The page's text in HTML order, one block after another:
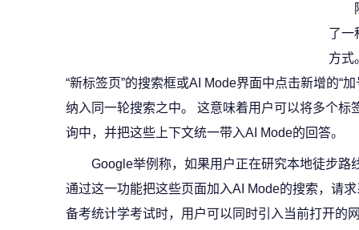
了一
方式
“新标签页”的搜索框或AI Mode界面中点击新增的“
纳入同一轮搜索之中。 这意味着用户可以将多个标
询中，并把这些上下文统一带入AI Mode的回答。
Google举例称，如果用户正在研究本地徒步路
通过这一功能把这些页面加入AI Mode的搜索，请
备考统计学考试时，用户可以同时引入当前打开的